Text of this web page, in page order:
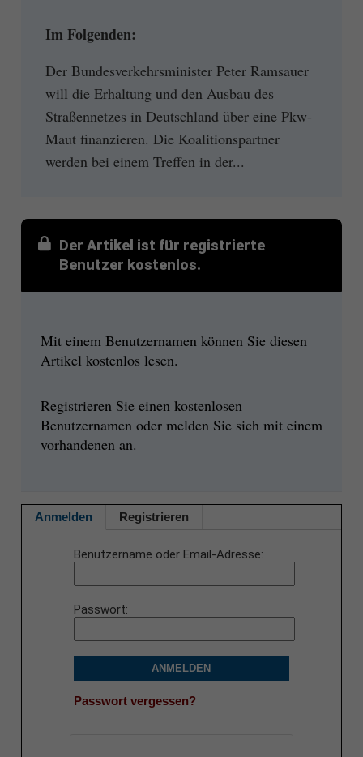
Im Folgenden:
Der Bundesverkehrsminister Peter Ramsauer
will die Erhaltung und den Ausbau des
Straßennetzes in Deutschland über eine Pkw-
Maut finanzieren. Die Koalitionspartner
werden bei einem Treffen in der...
Der Artikel ist für registrierte
Benutzer kostenlos.
Mit einem Benutzernamen können Sie diesen
Artikel kostenlos lesen.
Registrieren Sie einen kostenlosen
Benutzernamen oder melden Sie sich mit einem
vorhandenen an.
Anmelden Registrieren
Benutzername oder Email-Adresse
Passwort
ANMELDEN
Passwort vergessen?